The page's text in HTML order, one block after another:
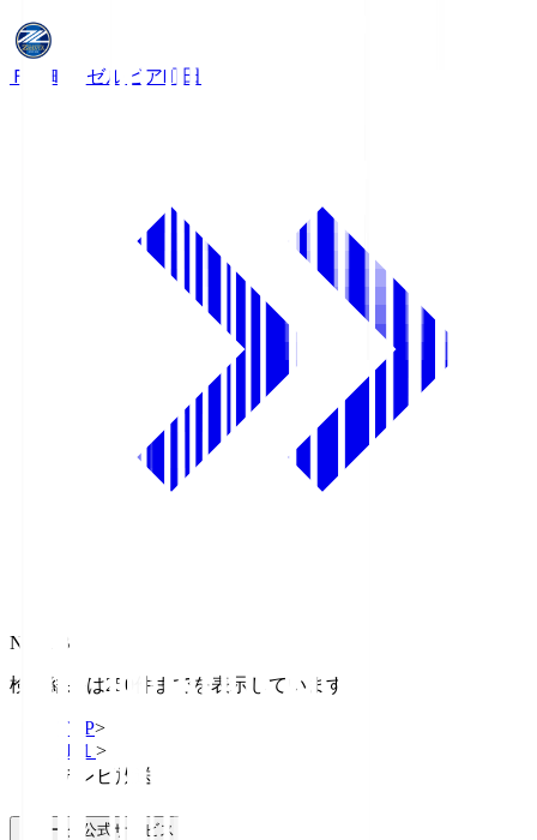
ＦＣ町田ゼルビア町田
NHK BS
検索結果は250件までを表示しています
TOP>
Ｊ１ >
テレビ放送
Ｊリーグ公式サービス